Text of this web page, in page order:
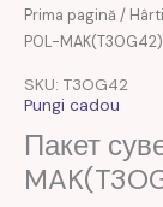
Prima pagină /
POL-MAK(T3OG42)
SKU: T3OG42
Pungi cadou
Пакет
Cantitate
Пакет
16x24x7
POL-
MAK(T3OG42)